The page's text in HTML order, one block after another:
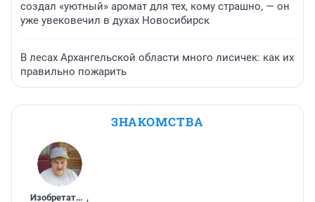
создал «уютный» аромат для тех, кому страшно, — он
уже увековечил в духах Новосибирск
В лесах Архангельской области много лисичек: как их
правильно пожарить
ЗНАКОМСТВА
Изобретатель ,